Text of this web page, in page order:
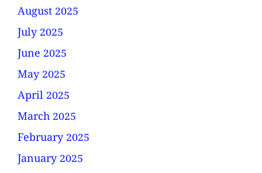
August 2025
July 2025
June 2025
May 2025
April 2025
March 2025
February 2025
January 2025